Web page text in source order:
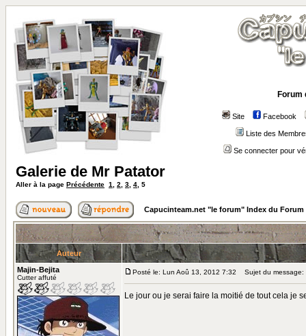
Forum
Site Facebook
Liste des
Se connecter pour
Galerie de Mr Patator
Aller à la page Précédente 1 2 3 4 5
Capucinteam.net "le forum" Index du Forum
Auteur
Majin-Bejita
Cutter affuté
Posté le: Lun Aoû 13, 2012 7:32 Sujet du message:
Le jour ou je serai faire la moitié de tout cela je